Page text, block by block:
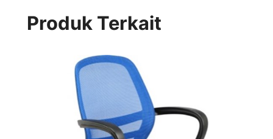
Produk Terkait